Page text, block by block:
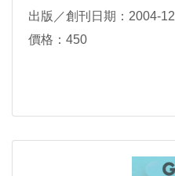
出版／創刊日期：2004-12
價格：450